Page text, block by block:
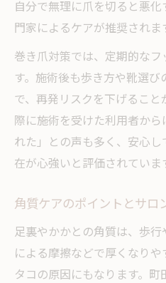
自分で無理に爪を切ると悪
門家によるケアが推奨されま
巻き爪対策では、定期的な
す。施術後も歩き方や靴選
で、再発リスクを下げるこ
際に施術を受けた利用者か
れた」との声も多く、安心
在が心強いと評価されていま
角質ケアのポイントとサロ
足裏やかかとの角質は、歩
による摩擦などで厚くなり
タコの原因にもなります。